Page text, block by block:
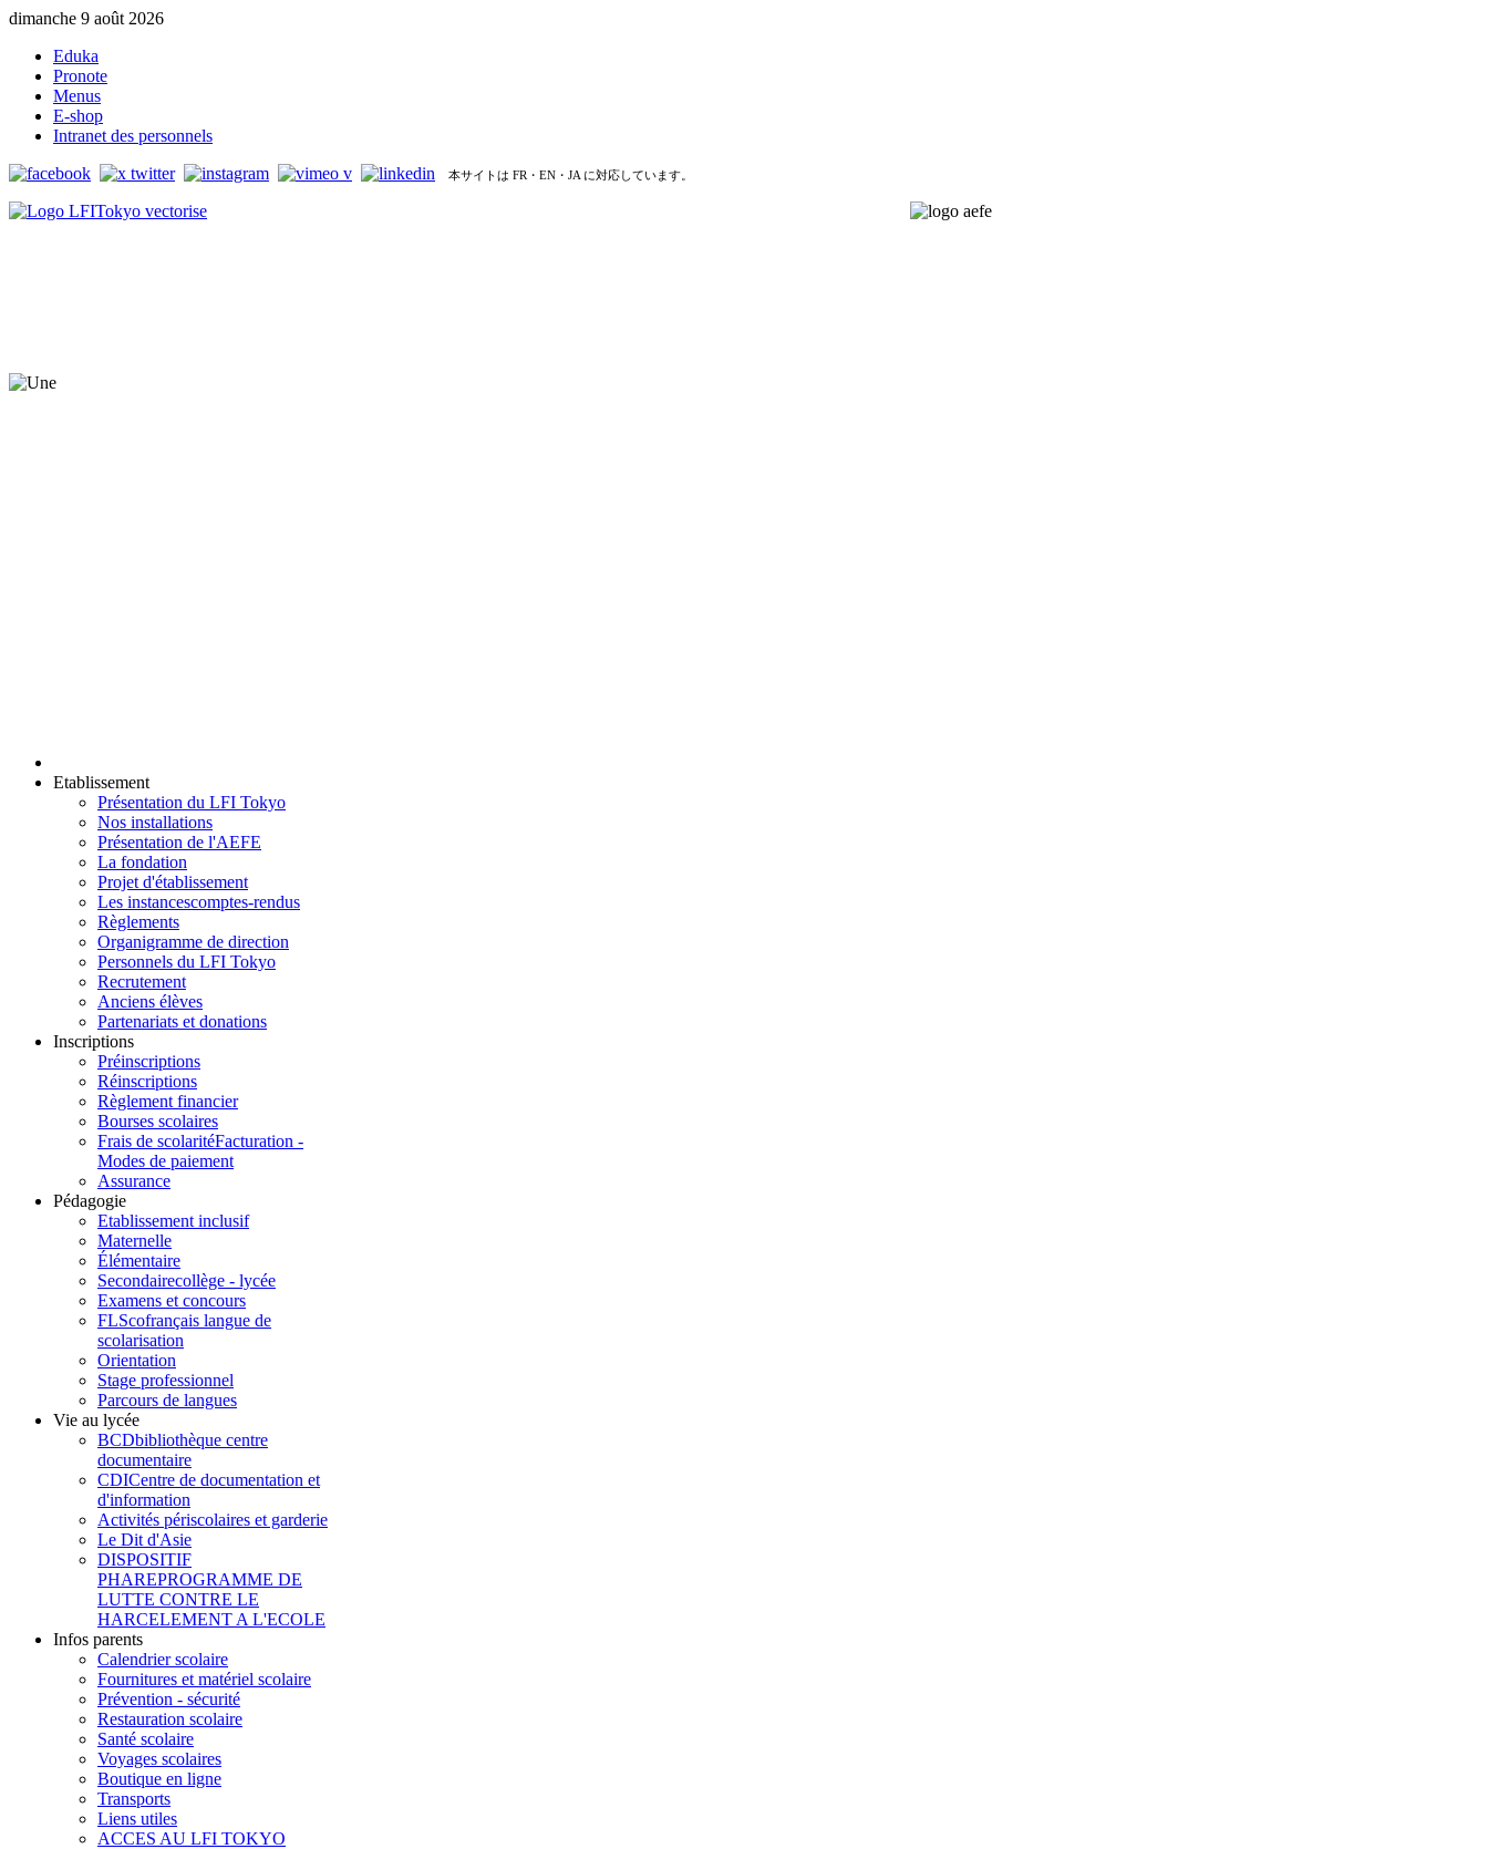
dimanche 9 août 2026
Eduka
Pronote
Menus
E-shop
Intranet des personnels
本サイトは FR・EN・JA に対応しています。
Etablissement
Présentation du LFI Tokyo
Nos installations
Présentation de l'AEFE
La fondation
Projet d'établissement
Les instancescomptes-rendus
Règlements
Organigramme de direction
Personnels du LFI Tokyo
Recrutement
Anciens élèves
Partenariats et donations
Inscriptions
Préinscriptions
Réinscriptions
Règlement financier
Bourses scolaires
Frais de scolaritéFacturation -
Modes de paiement
Assurance
Pédagogie
Etablissement inclusif
Maternelle
Élémentaire
Secondairecollège - lycée
Examens et concours
FLScofrançais langue de
scolarisation
Orientation
Stage professionnel
Parcours de langues
Vie au lycée
BCDbibliothèque centre
documentaire
CDICentre de documentation et
d'information
Activités périscolaires et garderie
Le Dit d'Asie
DISPOSITIF
PHAREPROGRAMME DE
LUTTE CONTRE LE
HARCELEMENT A L'ECOLE
Infos parents
Calendrier scolaire
Fournitures et matériel scolaire
Prévention - sécurité
Restauration scolaire
Santé scolaire
Voyages scolaires
Boutique en ligne
Transports
Liens utiles
ACCES AU LFI TOKYO